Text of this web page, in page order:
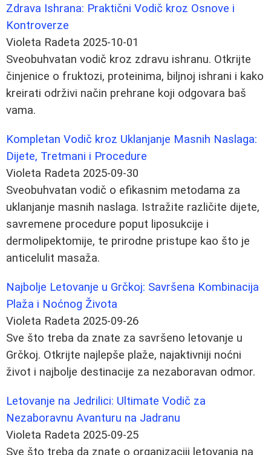
Zdrava Ishrana: Praktični Vodič kroz Osnove i
Kontroverze
Violeta Radeta 2025-10-01
Sveobuhvatan vodič kroz zdravu ishranu. Otkrijte
činjenice o fruktozi, proteinima, biljnoj ishrani i kako
kreirati održivi način prehrane koji odgovara baš
vama.
Kompletan Vodič kroz Uklanjanje Masnih Naslaga:
Dijete, Tretmani i Procedure
Violeta Radeta 2025-09-30
Sveobuhvatan vodič o efikasnim metodama za
uklanjanje masnih naslaga. Istražite različite dijete,
savremene procedure poput liposukcije i
dermolipektomije, te prirodne pristupe kao što je
anticelulit masaža.
Najbolje Letovanje u Grčkoj: Savršena Kombinacija
Plaža i Noćnog Života
Violeta Radeta 2025-09-26
Sve što treba da znate za savršeno letovanje u
Grčkoj. Otkrijte najlepše plaže, najaktivniji noćni
život i najbolje destinacije za nezaboravan odmor.
Letovanje na Jedrilici: Ultimate Vodič za
Nezaboravnu Avanturu na Jadranu
Violeta Radeta 2025-09-25
Sve što treba da znate o organizaciji letovanja na